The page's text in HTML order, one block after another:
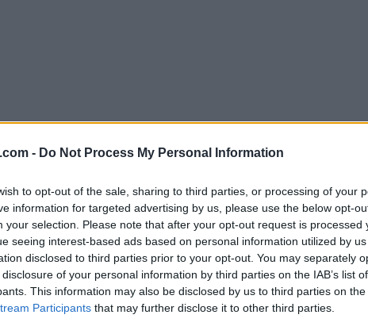
- Do Not Process My Personal Information
to opt-out of the sale, sharing to third parties, or processing of your
information for targeted advertising by us, please use the below opt-
your selection. Please note that after your opt-out request is processed
seeing interest-based ads based on personal information utilized by
disclosed to third parties prior to your opt-out. You may separately
of your personal information by third parties on the IAB’s list
This information may also be disclosed by us to third parties on the
Participants that may further disclose it to other third parties.